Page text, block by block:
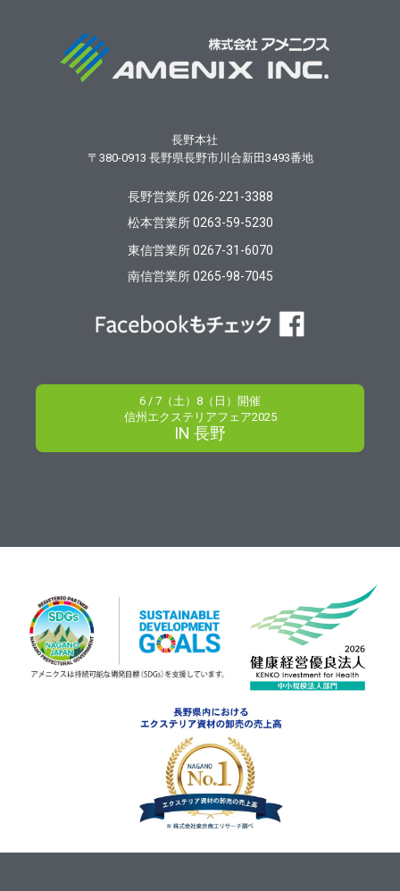
長野本社
〒380-0913 長野県長野市川合新田3493番地
長野営業所 026-221-3388
松本営業所 0263-59-5230
東信営業所 0267-31-6070
南信営業所 0265-98-7045
6 / 7（土）8（日）開催
信州エクステリアフェア2025
IN 長野